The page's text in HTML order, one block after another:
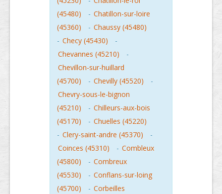
(45480)
- Chatillon-sur-loire
(45360)
- Chaussy (45480)
- Checy (45430)
-
Chevannes (45210)
-
Chevillon-sur-huillard
(45700)
- Chevilly (45520)
-
Chevry-sous-le-bignon
(45210)
- Chilleurs-aux-bois
(45170)
- Chuelles (45220)
- Clery-saint-andre (45370)
-
Coinces (45310)
- Combleux
(45800)
- Combreux
(45530)
- Conflans-sur-loing
(45700)
- Corbeilles